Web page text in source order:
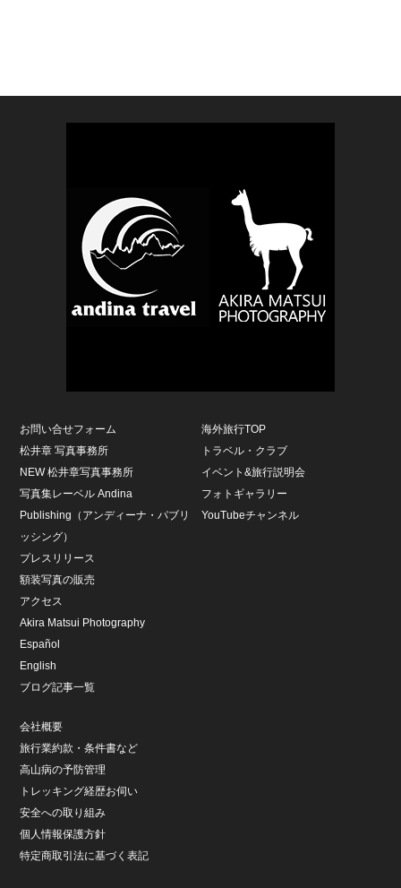
お問い合せフォーム
松井章 写真事務所
NEW 松井章写真事務所
写真集レーベル Andina
Publishing（アンディーナ・パブリ
ッシング）
プレスリリース
額装写真の販売
アクセス
Akira Matsui Photography
Español
English
ブログ記事一覧
海外旅行TOP
トラベル・クラブ
イベント&旅行説明会
フォトギャラリー
YouTubeチャンネル
会社概要
旅行業約款・条件書など
高山病の予防管理
トレッキング経歴お伺い
安全への取り組み
個人情報保護方針
特定商取引法に基づく表記